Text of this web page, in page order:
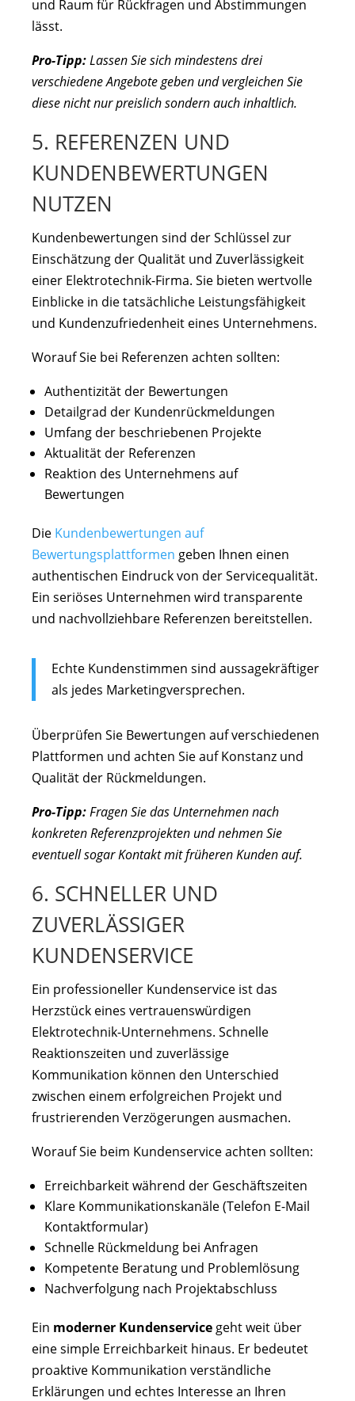
und Raum für Rückfragen und Abstimmungen
lässt.
Pro-Tipp:Lassen Sie sich mindestens drei
verschiedene Angebote geben und vergleichen Sie
diese nicht nur preislich sondern auch inhaltlich.
5. REFERENZEN UND
KUNDENBEWERTUNGEN
NUTZEN
Kundenbewertungen sind der Schlüssel zur
Einschätzung der Qualität und Zuverlässigkeit
einer Elektrotechnik-Firma. Sie bieten wertvolle
Einblicke in die tatsächliche Leistungsfähigkeit
und Kundenzufriedenheit eines Unternehmens.
Worauf Sie bei Referenzen achten sollten:
Authentizität der Bewertungen
Detailgrad der Kundenrückmeldungen
Umfang der beschriebenen Projekte
Aktualität der Referenzen
Reaktion des Unternehmens auf
Bewertungen
Die Kundenbewertungen auf
Bewertungsplattformen geben Ihnen einen
authentischen Eindruck von der Servicequalität.
Ein seriöses Unternehmen wird transparente
und nachvollziehbare Referenzen bereitstellen.
Echte Kundenstimmen sind aussagekräftiger
als jedes Marketingversprechen.
Überprüfen Sie Bewertungen auf verschiedenen
Plattformen und achten Sie auf Konstanz und
Qualität der Rückmeldungen.
Pro-Tipp:Fragen Sie das Unternehmen nach
konkreten Referenzprojekten und nehmen Sie
eventuell sogar Kontakt mit früheren Kunden auf.
6. SCHNELLER UND
ZUVERLÄSSIGER
KUNDENSERVICE
Ein professioneller Kundenservice ist das
Herzstück eines vertrauenswürdigen
Elektrotechnik-Unternehmens. Schnelle
Reaktionszeiten und zuverlässige
Kommunikation können den Unterschied
zwischen einem erfolgreichen Projekt und
frustrierenden Verzögerungen ausmachen.
Worauf Sie beim Kundenservice achten sollten:
Erreichbarkeit während der Geschäftszeiten
Klare Kommunikationskanäle (Telefon E-Mail
Kontaktformular)
Schnelle Rückmeldung bei Anfragen
Kompetente Beratung und Problemlösung
Nachverfolgung nach Projektabschluss
Ein moderner Kundenservice geht weit über
eine simple Erreichbarkeit hinaus. Er bedeutet
proaktive Kommunikation verständliche
Erklärungen und echtes Interesse an Ihren